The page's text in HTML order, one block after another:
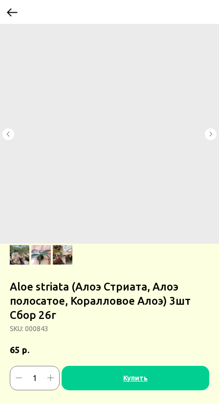
Aloe striata (Алоэ Стриата, Алоэ
полосатое, Коралловое Алоэ) 3шт
Сбор 26г
SKU: 000843
65 р.
Купить